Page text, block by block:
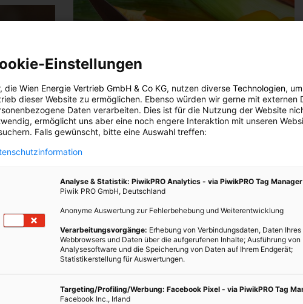
ERNÄHRUNG
Ist das noch gut, oder kann das weg?
Einstellungen
die Wien Energie Vertrieb GmbH & Co KG, nutzen diverse Technologien,
dieser Website zu ermöglichen. Ebenso würden wir gerne mit externen
Daten verarbeiten. Dies ist für die Nutzung der Website
ermöglicht uns aber eine noch engere Interaktion mit unseren
Falls gewünscht, bitte eine Auswahl treffen:
Analyse & Statistik: PiwikPRO Analytics - via PiwikPRO Tag Manager
Piwik PRO GmbH, Deutschland
Anonyme Auswertung zur Fehlerbehebung und Weiterentwicklung
Verarbeitungsvorgänge: Erhebung von Verbindungsdaten, Daten Ihres
Webbrowsers und Daten über die aufgerufenen Inhalte; Ausführung von
Analysesoftware und die Speicherung von Daten auf Ihrem Endgerät;
Statistikerstellung für Auswertungen.
Targeting/Profiling/Werbung: Facebook Pixel - via PiwikPRO Tag
Facebook Inc., Irland